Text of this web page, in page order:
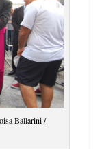
Ballarini /